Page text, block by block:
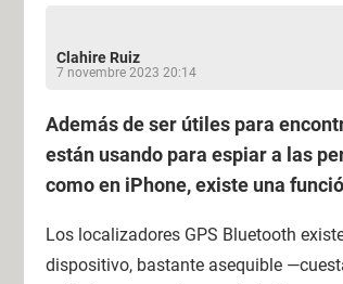
Clahire Ruiz
7 novembre 2023 20:14
Además de ser útiles para
están usando para espiar a las
como en iPhone, existe una
Los localizadores GPS Bluetooth
dispositivo, bastante asequible